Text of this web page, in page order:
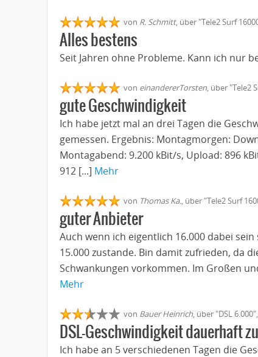
von R. Schmitt, über "Tele2 Surf
Alles bestens
Seit Jahren ohne Probleme. Kann ich nur
von einandererTorsten , über "Tele2
gute Geschwindigkeit
Ich habe jetzt mal an drei Tagen die
gemessen. Ergebnis: Montagmorgen:
Montagabend: 9.200 kBit/s, Upload: 896
912 [...] Mehr
von Thomas Ka. , über "Tele2 Surf
guter Anbieter
Auch wenn ich eigentlich 16.000 dabei
15.000 zustande. Bin damit zufrieden, da
Schwankungen vorkommen. Im Großen
Mehr
von Bauer Heinrich , über "DSL
DSL-Geschwindigkeit dauerhaft
Ich habe an 5 verschiedenen Tagen die